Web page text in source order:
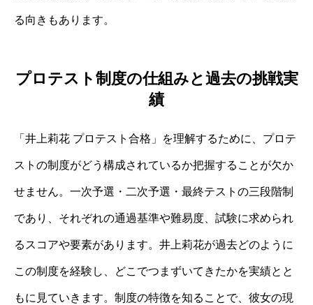
る向きもあります。
プロテスト制度の仕組みと過去の挑戦実
績
「井上莉花 プロテスト合格」を理解するために、プロテ
ストの制度がどう構成されているか把握することが欠か
せません。一次予選・二次予選・最終テストの三段階制
であり、それぞれの通過基準や難易度、試験に求められ
るスコアや要素があります。井上莉花が過去どのように
この制度を経験し、どこでつまずいてきたかを実績とと
もに見ていきます。制度の特徴を知ることで、彼女の現